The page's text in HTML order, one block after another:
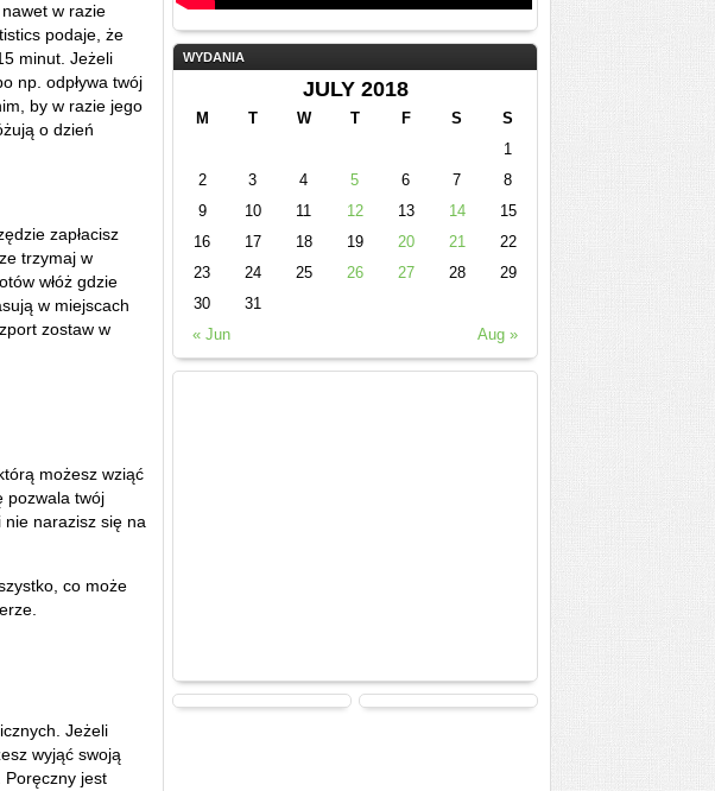
w razie
podaje, że
minut. Jeżeli
np. odpływa twój
by w razie jego
o dzień
zapłacisz
trzymaj w
włóż gdzie
w miejscach
zostaw w
możesz wziąć
pozwala twój
nie narazisz się na
co może
Jeżeli
wyjąć swoją
Poręczny jest
WYDANIA
JULY 2018
M T W T F S S
« Jun Aug »
1
2
3 4 5 6 7
8
9
10 11 12 13 14
15
16
17 18 19 20 21
22
23
24 25 26 27 28
29
30
31